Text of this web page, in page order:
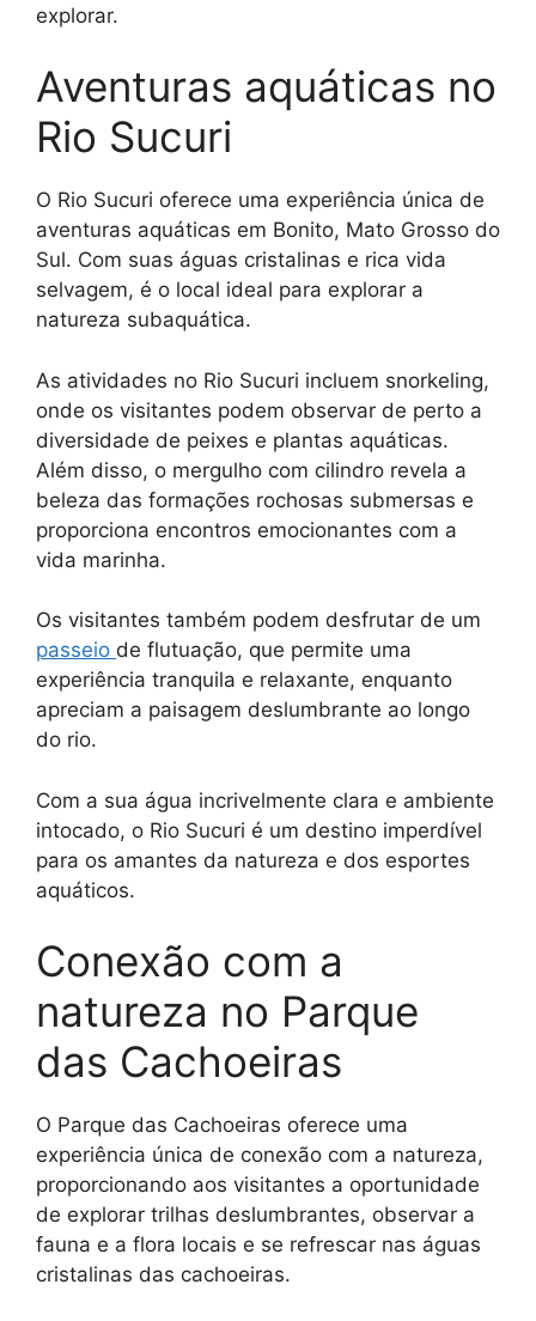
explorar.
Aventuras aquáticas no
Rio Sucuri
O Rio Sucuri oferece uma experiência única de
aventuras aquáticas em Bonito, Mato Grosso do
Sul. Com suas águas cristalinas e rica vida
selvagem, é o local ideal para explorar a
natureza subaquática.
As atividades no Rio Sucuri incluem snorkeling,
onde os visitantes podem observar de perto a
diversidade de peixes e plantas aquáticas.
Além disso, o mergulho com cilindro revela a
beleza das formações rochosas submersas e
proporciona encontros emocionantes com a
vida marinha.
Os visitantes também podem desfrutar de um
passeio de flutuação, que permite uma
experiência tranquila e relaxante, enquanto
apreciam a paisagem deslumbrante ao longo
do rio.
Com a sua água incrivelmente clara e ambiente
intocado, o Rio Sucuri é um destino imperdível
para os amantes da natureza e dos esportes
aquáticos.
Conexão com a
natureza no Parque
das Cachoeiras
O Parque das Cachoeiras oferece uma
experiência única de conexão com a natureza,
proporcionando aos visitantes a oportunidade
de explorar trilhas deslumbrantes, observar a
fauna e a flora locais e se refrescar nas águas
cristalinas das cachoeiras.